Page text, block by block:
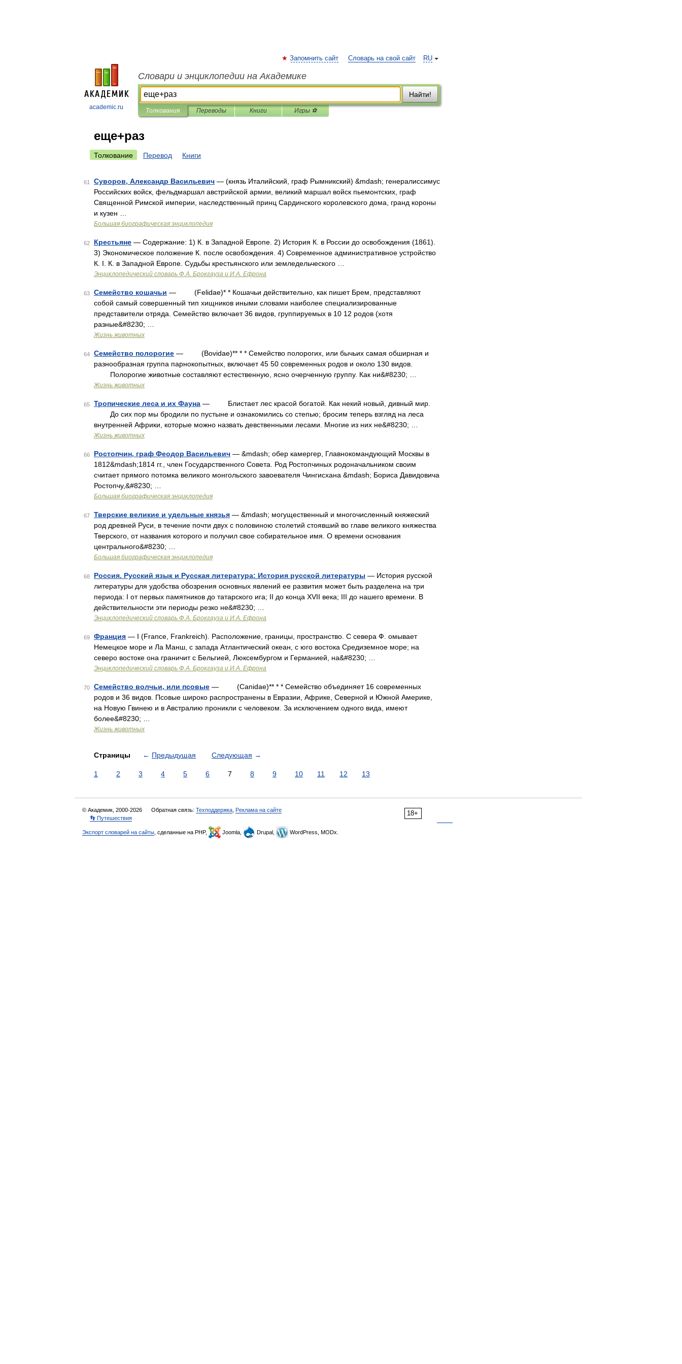
academic.ru
RU
Запомнить сайт Словарь на свой сайт
Словари и энциклопедии на Академике
Найти!
Толкования Переводы Книги Игры ⚽
еще+раз
Толкование Перевод Книги
61 Суворов, Александр Васильевич — (князь Италийский, граф Рымникский) &mdash; генералиссимус
Российских войск, фельдмаршал австрийской армии, великий маршал войск пьемонтских, граф
Священной Римской империи, наследственный принц Сардинского королевского дома, гранд короны
и кузен …
Большая биографическая энциклопедия
62 Крестьяне — Содержание: 1) К. в Западной Европе. 2) История К. в России до освобождения (1861).
3) Экономическое положение К. после освобождения. 4) Современное административное устройство
К. I. К. в Западной Европе. Судьбы крестьянского или земледельческого …
Энциклопедический словарь Ф.А. Брокгауза и И.А. Ефрона
63 Семейство кошачьи — (Felidae)* * Кошачьи действительно, как пишет Брем, представляют
собой самый совершенный тип хищников иными словами наиболее специализированные
представители отряда. Семейство включает 36 видов, группируемых в 10 12 родов (хотя
разные&#8230; …
Жизнь животных
64 Семейство полорогие — (Bovidae)** * * Семейство полорогих, или бычьих самая обширная и
разнообразная группа парнокопытных, включает 45 50 современных родов и около 130 видов.
Полорогие животные составляют естественную, ясно очерченную группу. Как ни&#8230; …
Жизнь животных
65 Тропические леса и их Фауна — Блистает лес красой богатой. Как некий новый, дивный мир.
До сих пор мы бродили по пустыне и ознакомились со степью; бросим теперь взгляд на леса
внутренней Африки, которые можно назвать девственными лесами. Многие из них не&#8230; …
Жизнь животных
66 Ростопчин, граф Феодор Васильевич — &mdash; обер камергер, Главнокомандующий Москвы в
1812&mdash;1814 гг., член Государственного Совета. Род Ростопчиных родоначальником своим
считает прямого потомка великого монгольского завоевателя Чингисхана &mdash; Бориса Давидовича
Ростопчу,&#8230; …
Большая биографическая энциклопедия
67 Тверские великие и удельные князья — &mdash; могущественный и многочисленный княжеский
род древней Руси, в течение почти двух с половиною столетий стоявший во главе великого княжества
Тверского, от названия которого и получил свое собирательное имя. О времени основания
центрального&#8230; …
Большая биографическая энциклопедия
68 Россия. Русский язык и Русская литература: История русской литературы — История русской
литературы для удобства обозрения основных явлений ее развития может быть разделена на три
периода: I от первых памятников до татарского ига; II до конца XVII века; III до нашего времени. В
действительности эти периоды резко не&#8230; …
Энциклопедический словарь Ф.А. Брокгауза и И.А. Ефрона
69 Франция — I (France, Frankreich). Расположение, границы, пространство. С севера Ф. омывает
Немецкое море и Ла Манш, с запада Атлантический океан, с юго востока Средиземное море; на
северо востоке она граничит с Бельгией, Люксембургом и Германией, на&#8230; …
Энциклопедический словарь Ф.А. Брокгауза и И.А. Ефрона
70 Семейство волчьи, или псовые — (Canidae)** * * Семейство объединяет 16 современных
родов и 36 видов. Псовые широко распространены в Евразии, Африке, Северной и Южной Америке,
на Новую Гвинею и в Австралию проникли с человеком. За исключением одного вида, имеют
более&#8230; …
Жизнь животных
Страницы ← Предыдущая Следующая →
1 2 3 4 5 6 7 8 9 10 11 12 13
18+
© Академик, 2000-2026 Обратная связь: Техподдержка Реклама на сайте
👣 Путешествия
Экспорт словарей на сайты , сделанные на PHP, Joomla, Drupal, WordPress, MODx.